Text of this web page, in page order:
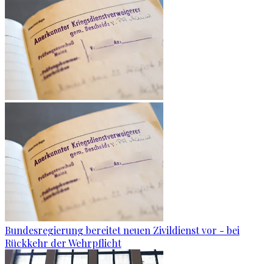
Bundesregierung bereitet neuen Zivildienst vor - bei
Rückkehr der Wehrpflicht